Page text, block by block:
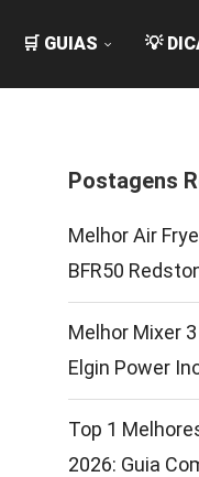
🛒 GUIAS 💡
Postagens
Melhor Air
BFR50
Melhor Mixer
Elgin Power
Top 1
2026: Guia